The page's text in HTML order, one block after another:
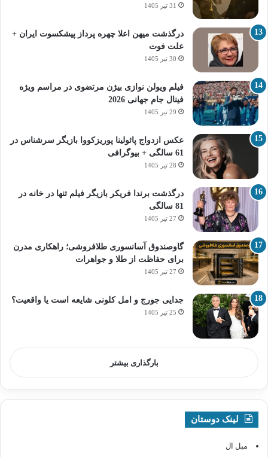
31 تیر 1405
درگذشت میهن اعلا چهره پرداز پیشکسوت ایران +
علت فوت
30 تیر 1405
فیلم ویولن نوازی بیژن مرتضوی در مراسم ویژه
فینال جام جهانی 2026
29 تیر 1405
عکس ازدواج پائولینا پوریزکووا بازیگر سرشناس در
61 سالگی + بیوگرافی
28 تیر 1405
درگذشت برندا فریکر بازیگر فیلم تنها در خانه در
81 سالگی
27 تیر 1405
گاوصندوق آسانسوری طلافروشی؛ راهکاری مدرن
برای حفاظت از طلا و جواهرات
27 تیر 1405
جدایی جورج و امل کلونی شایعه است یا واقعیت؟
25 تیر 1405
بارگذاری بیشتر
لینک دوستان
مبل ال